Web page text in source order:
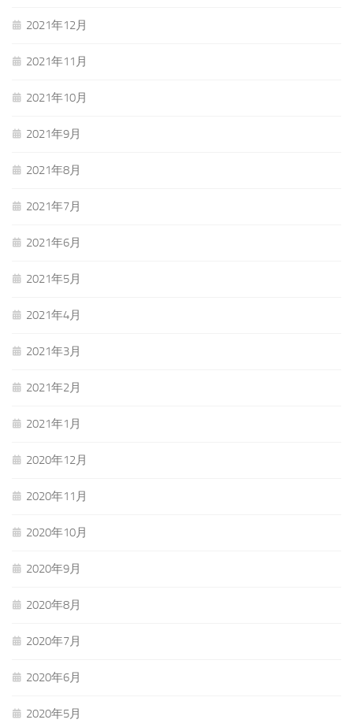
2021年12月
2021年11月
2021年10月
2021年9月
2021年8月
2021年7月
2021年6月
2021年5月
2021年4月
2021年3月
2021年2月
2021年1月
2020年12月
2020年11月
2020年10月
2020年9月
2020年8月
2020年7月
2020年6月
2020年5月